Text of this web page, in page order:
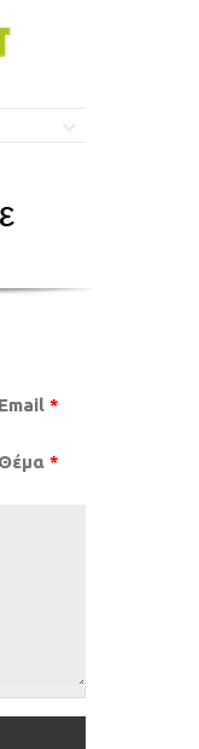
Email *
Θέμα *